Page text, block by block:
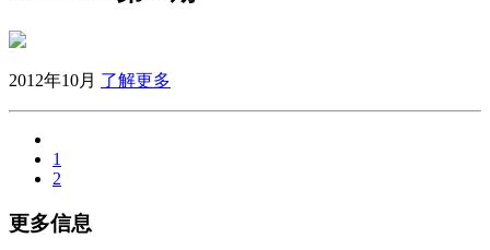
2012年10月 了解更多
1
2
更多信息